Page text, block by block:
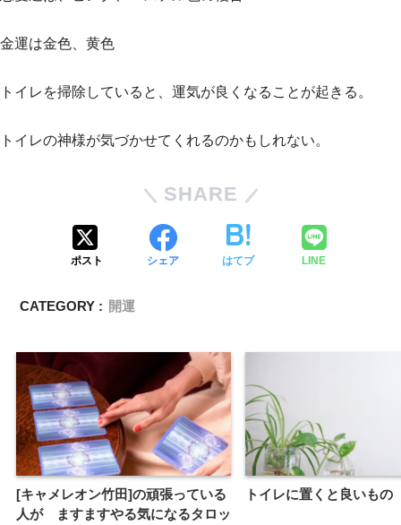
金運は金色、黄色
トイレを掃除していると、運気が良くなることが起きる。
トイレの神様が気づかせてくれるのかもしれない。
SHARE
ポスト シェア はてブ LINE
CATEGORY : 開運
[キャメレオン竹田]の頑張っている
人が ますますやる気になるタロッ
トイレに置くと良いもの